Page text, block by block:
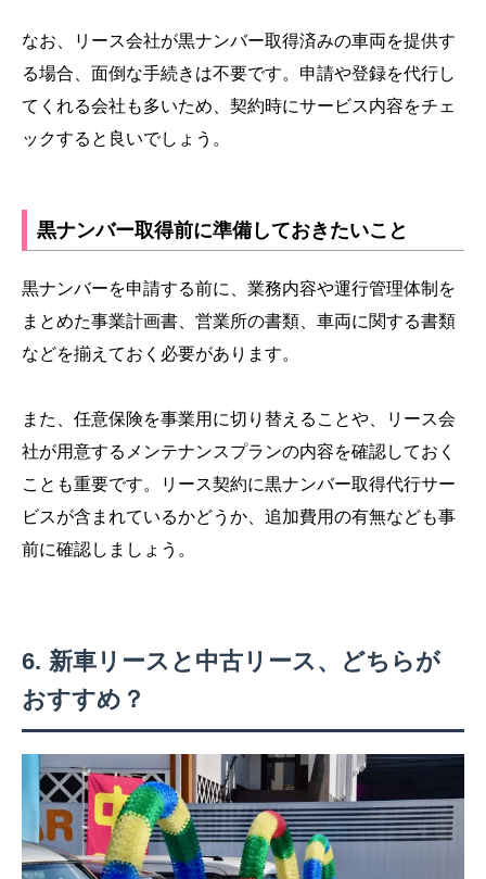
なお、リース会社が黒ナンバー取得済みの車両を提供す
る場合、面倒な手続きは不要です。申請や登録を代行し
てくれる会社も多いため、契約時にサービス内容をチェ
ックすると良いでしょう。
黒ナンバー取得前に準備しておきたいこと
黒ナンバーを申請する前に、業務内容や運行管理体制を
まとめた事業計画書、営業所の書類、車両に関する書類
などを揃えておく必要があります。
また、任意保険を事業用に切り替えることや、リース会
社が用意するメンテナンスプランの内容を確認しておく
ことも重要です。リース契約に黒ナンバー取得代行サー
ビスが含まれているかどうか、追加費用の有無なども事
前に確認しましょう。
新車リースと中古リース、どちらが
おすすめ？